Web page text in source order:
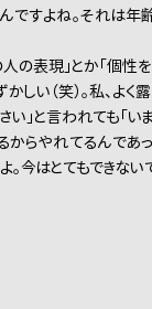
ですよね。それは年
人の表現」とか「個
しい（笑）。私、よ
い」と言われても
からやれてるんであ
はとてもできないで